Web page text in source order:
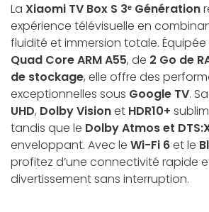
La Xiaomi TV Box S 3ᵉ Génération
expérience télévisuelle en
fluidité et immersion totale. Équipée
Quad Core ARM A55, de 2 Go de
de stockage, elle offre des
exceptionnelles sous Google TV.
UHD, Dolby Visionet HDR10+
tandis que le Dolby Atmos et
enveloppant. Avec le Wi-Fi 6et le
profitez d’une connectivité rapide
divertissement sans interruption.